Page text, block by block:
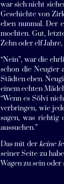
war sich nicht
Geschichte von
eben nunmal. Der
mochten. Gut,
Zehn oder elf
“Nein”, war die
schon die Neugier
Städten eben.
einem echten
“Wenn es Sölvi
verbringen, wie
sagen, was richtig
aussuchen.”
Das mit derkeine
seiner Seite zu
Wagen zu sein